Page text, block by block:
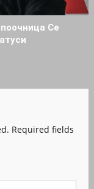
Се
Required fields